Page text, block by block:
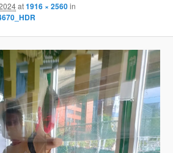
at1916 × 2560in